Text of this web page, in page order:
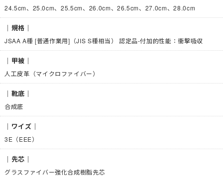
24.5cm、25.0cm、25.5cm、26.0cm、26.5cm、27.0cm、28.0cm
｜規格｜
JSAA A種 [普通作業用]（JIS S種相当） 認定品-付加的性能：衝撃吸収
｜甲被｜
人工皮革（マイクロファイバー）
｜靴底｜
合成底
｜ワイズ｜
3E（EEE）
｜先芯｜
グラスファイバー強化合成樹脂先芯